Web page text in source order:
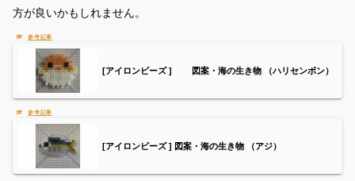
方が良いかもしれません。
[アイロンビーズ ] 図案・海の生き物 （ハリセンボン）
[アイロンビーズ ] 図案・海の生き物 （アジ）